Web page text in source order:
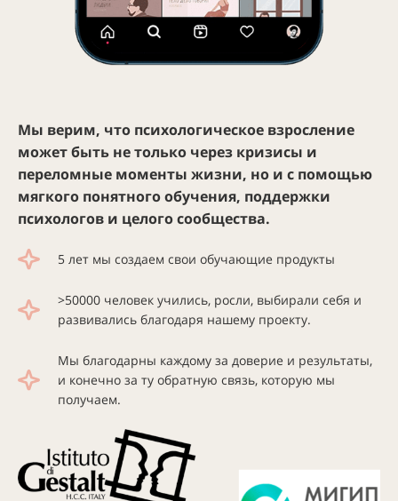
Мы верим, что психологическое взросление
может быть не только через кризисы и
переломные моменты жизни, но и с помощью
мягкого понятного обучения, поддержки
психологов и целого сообщества.
5 лет мы создаем свои обучающие продукты
>50000 человек учились, росли, выбирали себя и
развивались благодаря нашему проекту.
Мы благодарны каждому за доверие и результаты,
и конечно за ту обратную связь, которую мы
получаем.